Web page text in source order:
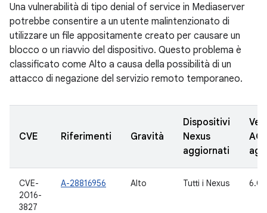
Una vulnerabilità di tipo denial of service in Mediaserver
potrebbe consentire a un utente malintenzionato di
utilizzare un file appositamente creato per causare un
blocco o un riavvio del dispositivo. Questo problema è
classificato come Alto a causa della possibilità di un
attacco di negazione del servizio remoto temporaneo.
CVE Riferimenti Gravità
Dispositivi
Nexus
aggiornati
CVE-
2016-
3827
A-28816956 Alto Tutti i Nexus 6.0.1